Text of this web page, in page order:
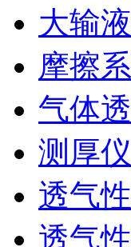
大输
摩擦
气体
测厚仪
透气
透气